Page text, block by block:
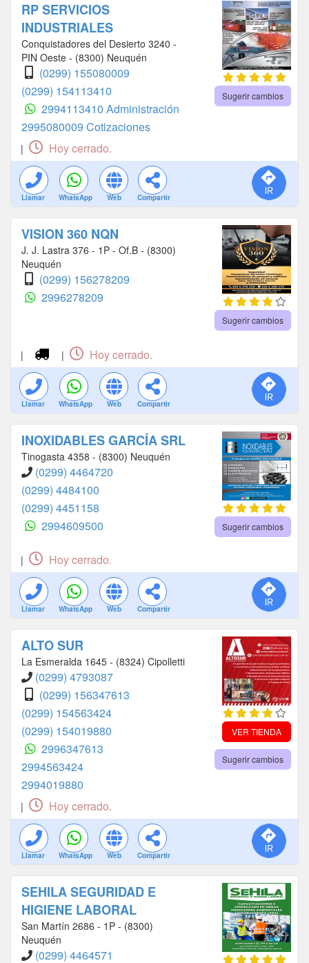
RP SERVICIOS
INDUSTRIALES
Conquistadores del Desierto 3240 -
PIN Oeste - (8300) Neuquén
(0299) 155080009
(0299) 154113410
2994113410 Administración
2995080009 Cotizaciones
Sugerir cambios
| Hoy cerrado.
Llamar WhatsApp Web Compartir
VISION 360 NQN
J. J. Lastra 376 - 1P - Of.B - (8300)
Neuquén
(0299) 156278209
2996278209
Sugerir cambios
| | Hoy cerrado.
Llamar WhatsApp Web Compartir
INOXIDABLES GARCÍA SRL
Tinogasta 4358 - (8300) Neuquén
(0299) 4464720
(0299) 4484100
(0299) 4451158
2994609500
Sugerir cambios
| Hoy cerrado.
Llamar WhatsApp Web Compartir
ALTO SUR
La Esmeralda 1645 - (8324) Cipolletti
(0299) 4793087
(0299) 156347613
(0299) 154563424
(0299) 154019880
2996347613
2994563424
2994019880
VER TIENDA
Sugerir cambios
| Hoy cerrado.
Llamar WhatsApp Web Compartir
SEHILA SEGURIDAD E
HIGIENE LABORAL
San Martín 2686 - 1P - (8300)
Neuquén
(0299) 4464571